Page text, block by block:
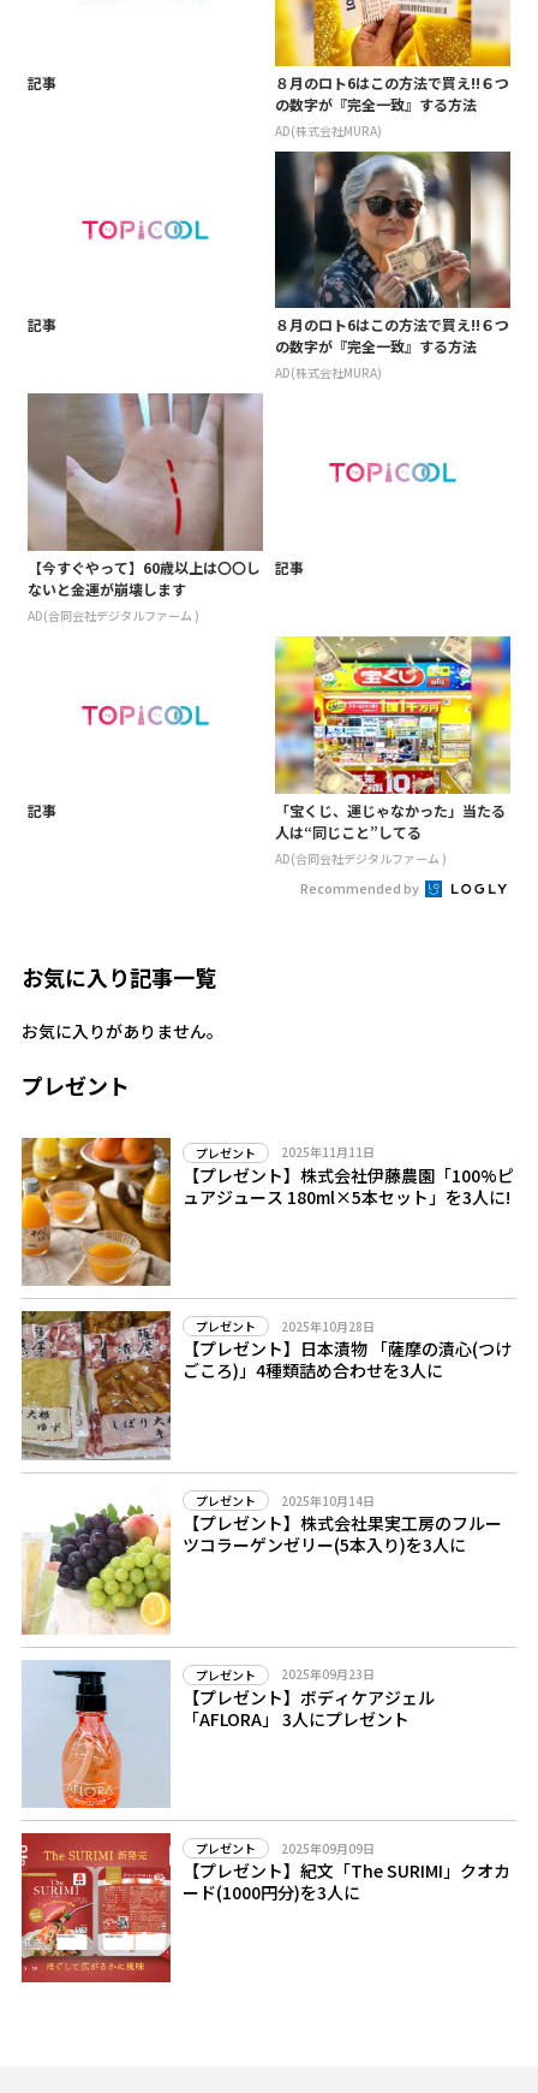
記事
８月のロト6はこの方法で買え!!６つ
の数字が『完全一致』する方法
AD(株式会社MURA)
記事
８月のロト6はこの方法で買え!!６つ
の数字が『完全一致』する方法
AD(株式会社MURA)
【今すぐやって】60歳以上は〇〇し
ないと金運が崩壊します
AD(合同会社デジタルファーム )
記事
記事
「宝くじ、運じゃなかった」当たる
人は“同じこと”してる
AD(合同会社デジタルファーム )
Recommended by
お気に入り記事一覧
お気に入りがありません。
プレゼント
プレゼント 2025年11月11日
【プレゼント】株式会社伊藤農園「100%ピ
ュアジュース 180ml×5本セット」を3人に!
プレゼント 2025年10月28日
【プレゼント】日本漬物 「薩摩の漬心(つけ
ごころ)」4種類詰め合わせを3人に
プレゼント 2025年10月14日
【プレゼント】株式会社果実工房のフルー
ツコラーゲンゼリー(5本入り)を3人に
プレゼント 2025年09月23日
【プレゼント】ボディケアジェル
「AFLORA」 3人にプレゼント
プレゼント 2025年09月09日
【プレゼント】紀文「The SURIMI」クオカ
ード(1000円分)を3人に